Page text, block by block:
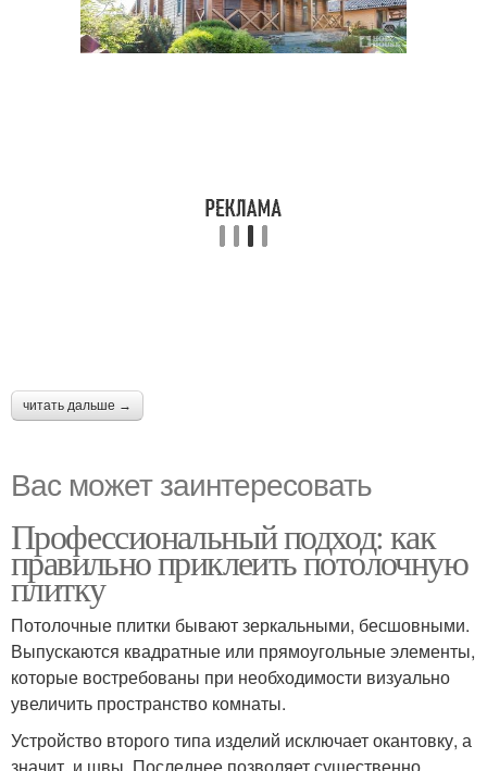
читать дальше →
Вас может заинтересовать
Профессиональный подход: как
правильно приклеить потолочную
плитку
Потолочные плитки бывают зеркальными, бесшовными.
Выпускаются квадратные или прямоугольные элементы,
которые востребованы при необходимости визуально
увеличить пространство комнаты.
Устройство второго типа изделий исключает окантовку, а